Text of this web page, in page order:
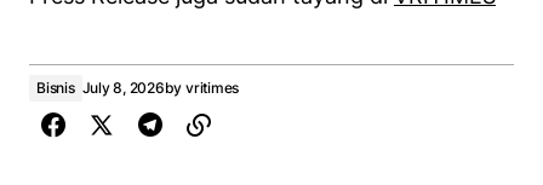
Bisnis July 8, 2026by vritimes